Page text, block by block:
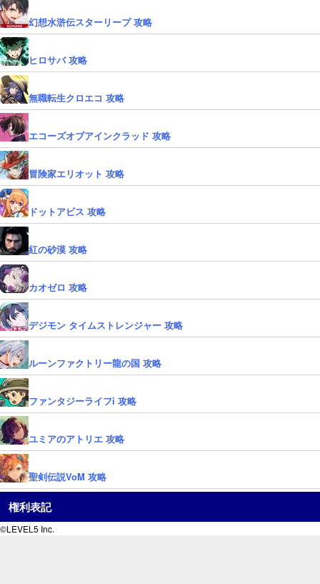
幻想水滸伝スターリープ 攻略
ヒロサバ 攻略
無職転生クロエコ 攻略
エコーズオブアインクラッド 攻略
冒険家エリオット 攻略
ドットアビス 攻略
紅の砂漠 攻略
カオゼロ 攻略
デジモン タイムストレンジャー 攻略
ルーンファクトリー龍の国 攻略
ファンタジーライフi 攻略
ユミアのアトリエ 攻略
聖剣伝説VoM 攻略
権利表記
©LEVEL5 Inc.